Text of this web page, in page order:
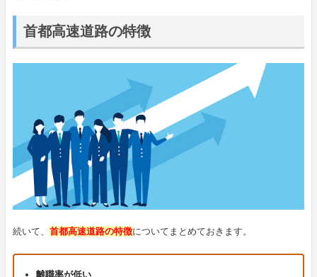
首都高速道路の特徴
続いて、 首都高速道路の特徴についてまとめておきます。
離職率が低い